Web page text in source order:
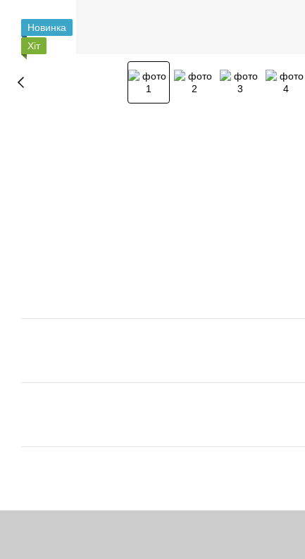
Новинка
Хіт